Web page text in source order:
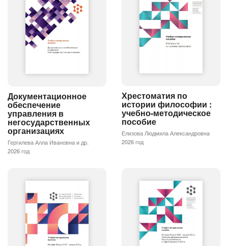
Документационное
обеспечение
управления в
негосударственных
организациях
Гергилева Алла Ивановна и др.
2026 год
Хрестоматия по
истории философии :
учебно-методическое
пособие
Елизова Людмила Александровна
2026 год